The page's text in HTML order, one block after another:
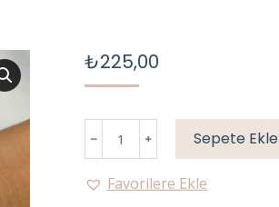
₺225,00
GOLD
Sepete Ekle
Favorilere Ekle